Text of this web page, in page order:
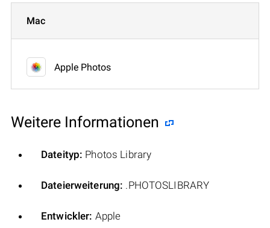
Mac
Apple Photos
Weitere Informationen
Dateityp: Photos Library
Dateierweiterung: .PHOTOSLIBRARY
Entwickler: Apple